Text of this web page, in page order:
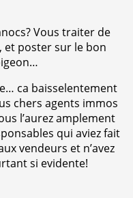
Vous traiter de
et poster sur le bon
ca baisselentement
chers agents immos
l’aurez amplement
qui aviez fait
vendeurs et n’avez
si evidente!